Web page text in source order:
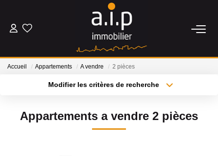
ACHETER
Accueil Appartements A vendre 2 pièces
Modifier les critères de recherche
Sélectionnez...
Type de bien
Appartements a vendre 2 pièces